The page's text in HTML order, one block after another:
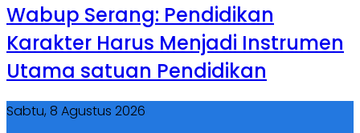
Wabup Serang: Pendidikan
Karakter Harus Menjadi Instrumen
Utama satuan Pendidikan
Sabtu, 8 Agustus 2026